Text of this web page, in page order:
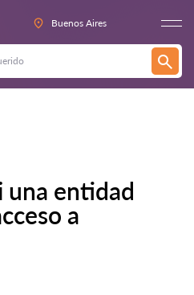
Buenos Aires
una entidad
a